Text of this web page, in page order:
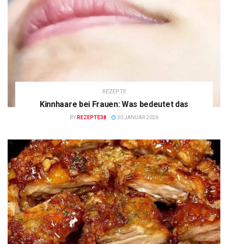
REZEPTE
Kinnhaare bei Frauen: Was bedeutet das
BY REZEPTE38 30 JANUAR 2026